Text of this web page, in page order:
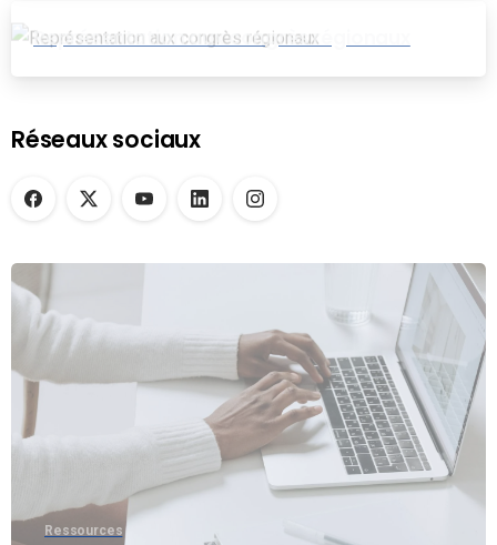
Représentation aux congrès régionaux
Réseaux sociaux
Ressources